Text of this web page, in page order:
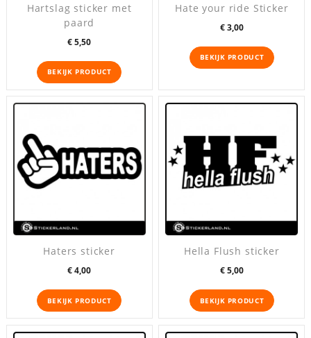
Hartslag sticker met
paard
Prijs
€ 5,50
BEKIJK PRODUCT
Hate your ride Sticker
Prijs
€ 3,00
BEKIJK PRODUCT
Haters sticker
Prijs
€ 4,00
BEKIJK PRODUCT
Hella Flush sticker
Prijs
€ 5,00
BEKIJK PRODUCT